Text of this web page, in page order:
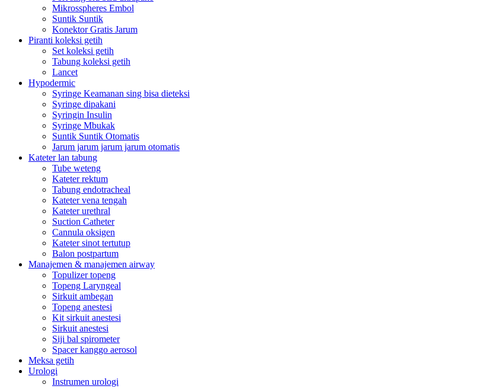
Mikrosspheres Embol
Suntik Suntik
Konektor Gratis Jarum
Piranti koleksi getih
Set koleksi getih
Tabung koleksi getih
Lancet
Hypodermic
Syringe Keamanan sing bisa dieteksi
Syringe dipakani
Syringin Insulin
Syringe Mbukak
Suntik Suntik Otomatis
Jarum jarum jarum jarum otomatis
Kateter lan tabung
Tube weteng
Kateter rektum
Tabung endotracheal
Kateter vena tengah
Kateter urethral
Suction Catheter
Cannula oksigen
Kateter sinot tertutup
Balon postpartum
Manajemen & manajemen airway
Topulizer topeng
Topeng Laryngeal
Sirkuit ambegan
Topeng anestesi
Kit sirkuit anestesi
Sirkuit anestesi
Siji bal spirometer
Spacer kanggo aerosol
Meksa getih
Urologi
Instrumen urologi